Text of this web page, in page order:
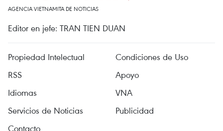
AGENCIA VIETNAMITA DE NOTICIAS
Editor en jefe: TRAN TIEN DUAN
Propiedad Intelectual
Condiciones de Uso
RSS
Apoyo
Idiomas
VNA
Servicios de Noticias
Publicidad
Contacto